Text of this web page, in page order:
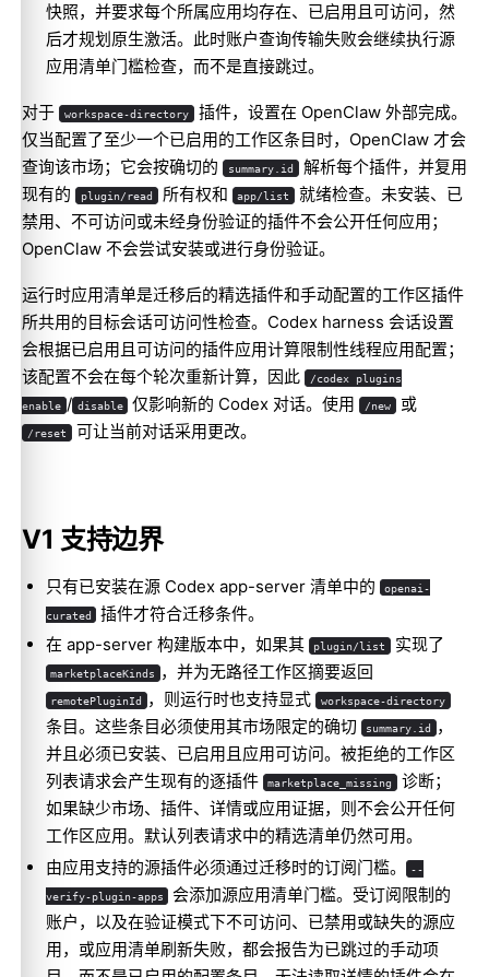
快照，并要求每个所属应用均存在、已启用且可访问，然
后才规划原生激活。此时账户查询传输失败会继续执行源
应用清单门槛检查，而不是直接跳过。
对于 workspace-directory 插件，设置在 OpenClaw 外部完成。
仅当配置了至少一个已启用的工作区条目时，OpenClaw 才会
查询该市场；它会按确切的
summary.id 解析每个插件，并复用
现有的
plugin/read 所有权和 app/list
就绪检查。未安装、已
禁用、不可访问或未经身份验证的插件不会公开任何应用；
OpenClaw 不会尝试安装或进行身份验证。
运行时应用清单是迁移后的精选插件和手动配置的工作区插件
所共用的目标会话可访问性检查。Codex harness 会话设置
会根据已启用且可访问的插件应用计算限制性线程应用配置；
该配置不会在每个轮次重新计算，因此
/codex plugins
enable / disable 仅影响新的 Codex 对话。使用 /new 或
/reset 可让当前对话采用更改。
V1 支持边界
只有已安装在源 Codex app-server 清单中的 openai-
curated
插件才符合迁移条件。
在 app-server 构建版本中，如果其
plugin/list 实现了
marketplaceKinds ，并为无路径工作区摘要返回
remotePluginId ，则运行时也支持显式 workspace-directory
条目。这些条目必须使用其市场限定的确切 summary.id
，
并且必须已安装、已启用且应用可访问。被拒绝的工作区
列表请求会产生现有的逐插件
marketplace_missing
诊断；
如果缺少市场、插件、详情或应用证据，则不会公开任何
工作区应用。默认列表请求中的精选清单仍然可用。
由应用支持的源插件必须通过迁移时的订阅门槛。
--
verify-plugin-apps
会添加源应用清单门槛。受订阅限制的
账户，以及在验证模式下不可访问、已禁用或缺失的源应
用，或应用清单刷新失败，都会报告为已跳过的手动项